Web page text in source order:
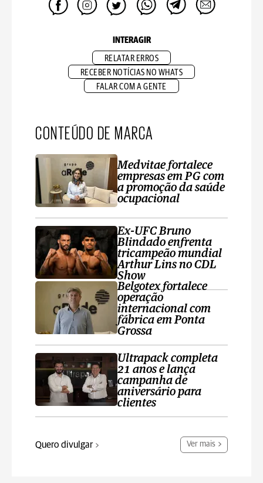
INTERAGIR
RELATAR ERROS
RECEBER NOTÍCIAS NO WHATS
FALAR COM A GENTE
CONTEÚDO DE MARCA
Medvitae fortalece
empresas em PG com
a promoção da saúde
ocupacional
Ex-UFC Bruno
Blindado enfrenta
tricampeão mundial
Arthur Lins no CDL
Show
Belgotex fortalece
operação
internacional com
fábrica em Ponta
Grossa
Ultrapack completa
21 anos e lança
campanha de
aniversário para
clientes
Quero divulgar Ver mais